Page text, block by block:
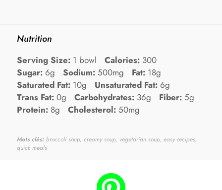
Nutrition
Serving Size: 1 bowl Calories: 300
Sugar: 6g Sodium: 500mg Fat: 18g
Saturated Fat: 10g Unsaturated Fat: 6g
Trans Fat: 0g Carbohydrates: 36g Fiber: 5g
Protein: 8g Cholesterol: 50mg
Mots clés: broccoli soup, creamy soup, vegetarian soup, easy recipes,
quick meals